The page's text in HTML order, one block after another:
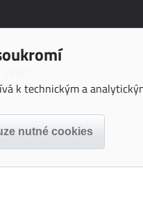
k technickým a